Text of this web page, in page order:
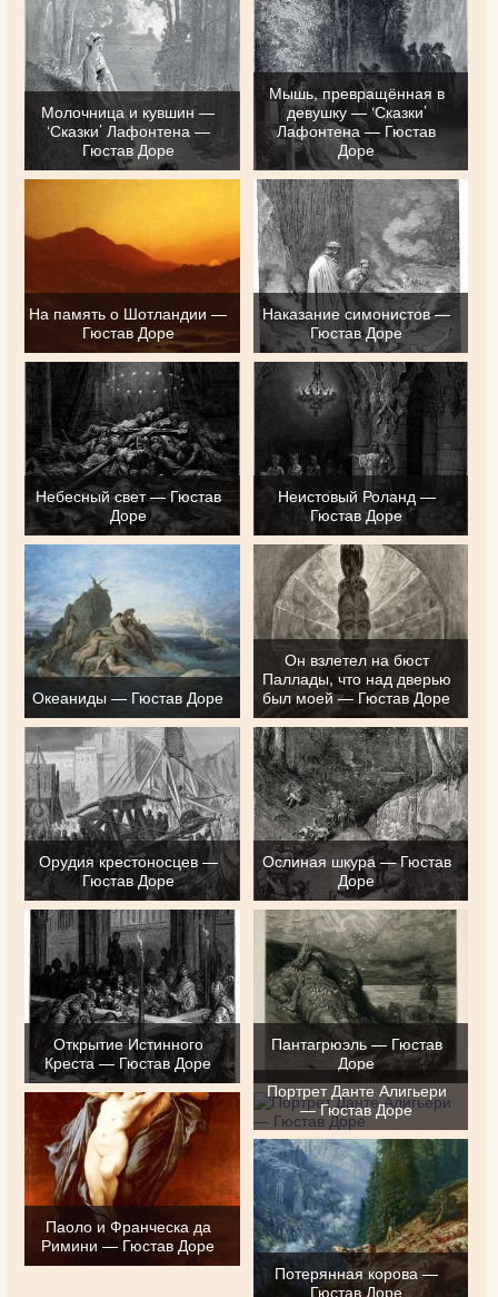
Молочница и кувшин —
‘Сказки’ Лафонтена —
Гюстав Доре
Мышь, превращённая в
девушку — ‘Сказки’
Лафонтена — Гюстав
Доре
На память о Шотландии —
Гюстав Доре
Наказание симонистов —
Гюстав Доре
Небесный свет — Гюстав
Доре
Неистовый Роланд —
Гюстав Доре
Океаниды — Гюстав Доре
Он взлетел на бюст
Паллады, что над дверью
был моей — Гюстав Доре
Орудия крестоносцев —
Гюстав Доре
Ослиная шкура — Гюстав
Доре
Открытие Истинного
Креста — Гюстав Доре
Пантагрюэль — Гюстав
Доре
Паоло и Франческа да
Римини — Гюстав Доре
Портрет Данте Алигьери
— Гюстав Доре
Потерянная корова —
Гюстав Доре